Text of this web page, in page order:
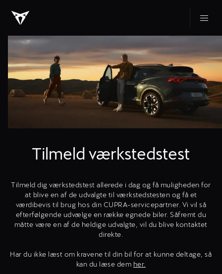
Tilmeld værkstedstest
Tilmeld dig værkstedstest allerede i dag og få muligheden for
at blive en af de udvalgte til værkstedstesten og få et
værdibevis til brug hos din CUPRA-servicepartner. Vi vil så
efterfølgende udvælge en række egnede biler. Såfremt du
måtte være en af de heldige udvalgte, vil du blive kontaktet
direkte.
Har du ikke læst om kravene til din bil for at kunne deltage, så
kan du læse dem her.